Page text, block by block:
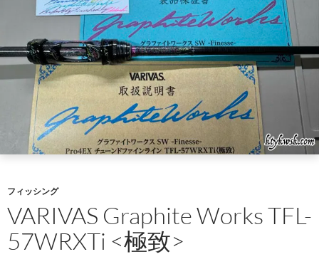
フィッシング
VARIVAS Graphite Works TFL-
57WRXTi <極致>